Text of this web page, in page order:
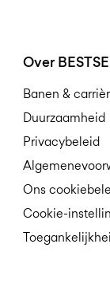
Over
Banen &
Duurzaamheid
Privacybeleid
Ons
Cookie-